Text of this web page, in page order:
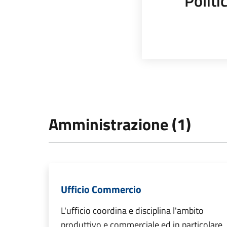
Amministrazione (1)
Ufficio Commercio
L'ufficio coordina e disciplina l'ambito